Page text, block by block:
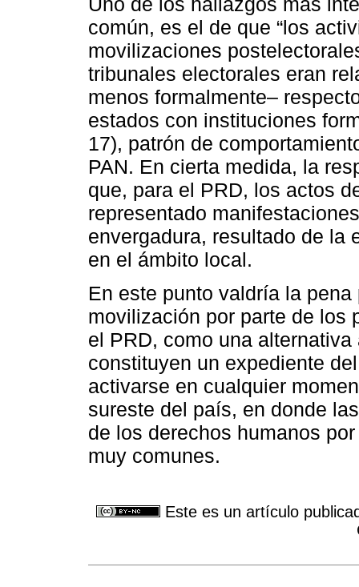
común, es el de que “los
movilizaciones
tribunales electorales eran
menos formalmente‒
estados con instituciones
17), patrón de
PAN. En cierta medida, la
que, para el PRD, los actos
representado
envergadura, resultado de la
en el ámbito local.
En este punto valdría la
movilización por parte de los
el PRD, como una
constituyen un expediente
activarse en cualquier
sureste del país, en donde
de los derechos humanos
muy comunes.
Este es un artículo